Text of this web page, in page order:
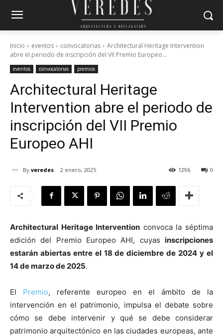
Inicio eventos convocatorias
Architectural Heritage Intervention
abre el periodo de inscripción del VII Premio Europeo...
eventos convocatorias premios
Architectural Heritage
Intervention abre el periodo de
inscripción del VII Premio
Europeo AHI
By veredes 2 enero, 2025 0
1296
Architectural Heritage Intervention convoca la séptima
edición del Premio Europeo AHI, cuyas inscripciones
estarán abiertas entre el 18 de diciembre de 2024 y el
14 de marzo de 2025.
El Premio, referente europeo en el ámbito de la
intervención en el patrimonio, impulsa el debate sobre
cómo se debe intervenir y qué se debe considerar
patrimonio arquitectónico en las ciudades europeas, ante